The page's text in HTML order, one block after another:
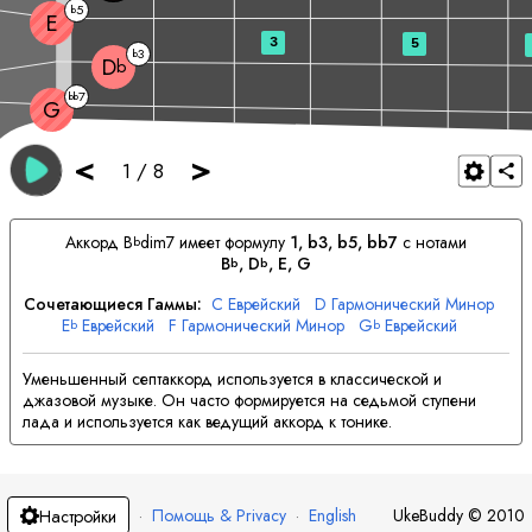
< 1 / 8 >
G bb7
Db
b3
E b5
3 5
Аккорд Bbdim7 имеет формулу 1, b3, b5, bb7 с нотами
Bb, Db, E, G
Сочетающиеся Гаммы: C Еврейский D Гармонический Минор
Eb Еврейский F Гармонический Минор Gb Еврейский
A Гармонический Минор A Еврейский
Уменьшенный септаккорд используется в классической и
джазовой музыке. Он часто формируется на седьмой ступени
лада и используется как ведущий аккорд к тонике.
Настройки · Помощь & Privacy · English UkeBuddy © 2010